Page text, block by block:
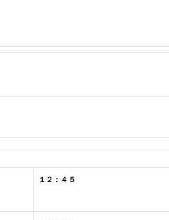
１２：４５